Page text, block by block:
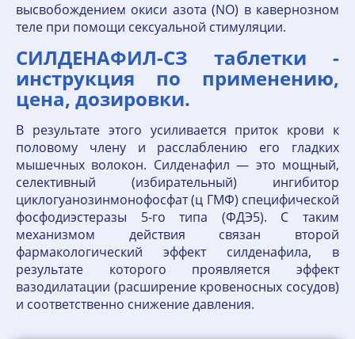
высвобождением окиси азота (NO) в кавернозном
теле при помощи сексуальной стимуляции.
СИЛДЕНАФИЛ-СЗ таблетки -
инструкция по применению,
цена, дозировки.
В результате этого усиливается приток крови к
половому члену и расслаблению его гладких
мышечных волокон. Силденафил — это мощный,
селективный (избирательный) ингибитор
циклогуанозинмонофосфат (ц ГМФ) специфической
фосфодиэстеразы 5-го типа (ФДЭ5). С таким
механизмом действия связан второй
фармакологический эффект силденафила, в
результате которого проявляется эффект
вазодилатации (расширение кровеносных сосудов)
и соответственно снижение давления.